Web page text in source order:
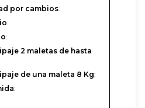
por cambios:
:
:
2 maletas de hasta
de una maleta 8 Kg:
: